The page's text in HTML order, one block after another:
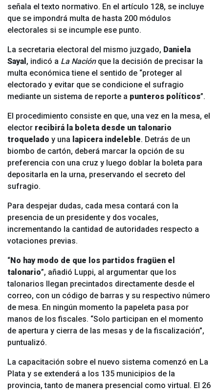
señala el texto normativo. En el artículo 128, se incluye
que se impondrá multa de hasta 200 módulos
electorales si se incumple ese punto.
La secretaria electoral del mismo juzgado, Daniela
Sayal , indicó a La Nación que la decisión de precisar la
multa económica tiene el sentido de “proteger al
electorado y evitar que se condicione el sufragio
mediante un sistema de reporte a punteros políticos”.
El procedimiento consiste en que, una vez en la mesa, el
elector recibirá la boleta desde un talonario
troquelado y una lapicera indeleble. Detrás de un
biombo de cartón, deberá marcar la opción de su
preferencia con una cruz y luego doblar la boleta para
depositarla en la urna, preservando el secreto del
sufragio.
Para despejar dudas, cada mesa contará con la
presencia de un presidente y dos vocales,
incrementando la cantidad de autoridades respecto a
votaciones previas.
“No hay modo de que los partidos fragüen el
talonario”, añadió Luppi, al argumentar que los
talonarios llegan precintados directamente desde el
correo, con un código de barras y su respectivo número
de mesa. En ningún momento la papeleta pasa por
manos de los fiscales. “Solo participan en el momento
de apertura y cierra de las mesas y de la fiscalización”,
puntualizó.
La capacitación sobre el nuevo sistema comenzó en La
Plata y se extenderá a los 135 municipios de la
provincia, tanto de manera presencial como virtual. El 26